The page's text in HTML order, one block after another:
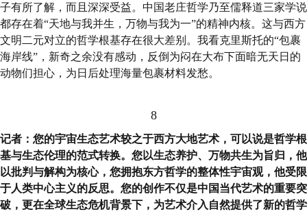
子有所了解，而且深深受益。中国老庄哲学乃至儒释道三家学说
都存在着“天地与我并生，万物与我为一”的精神内核。这与西方
文明二元对立的哲学根基存在很大差别。我看克里斯托的“包裹
海岸线”，新奇之余没有感动，反倒为闷在大布下面暗无天日的
动物们担心，为日后处理海量包裹材料发愁。
8
记者：您的宇宙生态艺术较之于西方大地艺术，可以说是哲学根
基与生态伦理的范式转换。您以生态养护、万物共生为旨归，他
以批判与解构为核心，您拥抱东方哲学的整体性宇宙观，他受限
于人类中心主义的反思。您的创作不仅是中国当代艺术的重要突
破，更在全球生态危机背景下，为艺术介入自然提供了新的哲学